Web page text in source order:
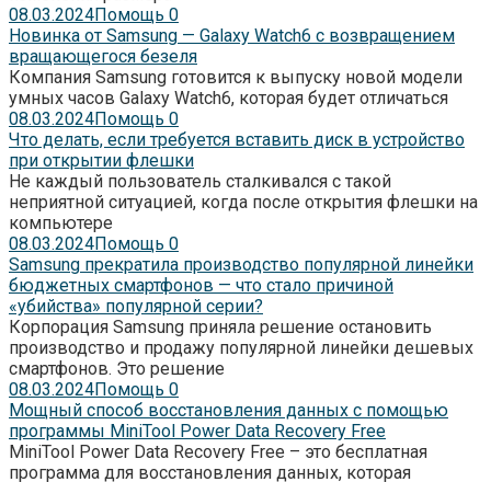
08.03.2024Помощь 0
Новинка от Samsung — Galaxy Watch6 с возвращением
вращающегося безеля
Компания Samsung готовится к выпуску новой модели
умных часов Galaxy Watch6, которая будет отличаться
08.03.2024Помощь 0
Что делать, если требуется вставить диск в устройство
при открытии флешки
Не каждый пользователь сталкивался с такой
неприятной ситуацией, когда после открытия флешки на
компьютере
08.03.2024Помощь 0
Samsung прекратила производство популярной линейки
бюджетных смартфонов — что стало причиной
«убийства» популярной серии?
Корпорация Samsung приняла решение остановить
производство и продажу популярной линейки дешевых
смартфонов. Это решение
08.03.2024Помощь 0
Мощный способ восстановления данных с помощью
программы MiniTool Power Data Recovery Free
MiniTool Power Data Recovery Free – это бесплатная
программа для восстановления данных, которая